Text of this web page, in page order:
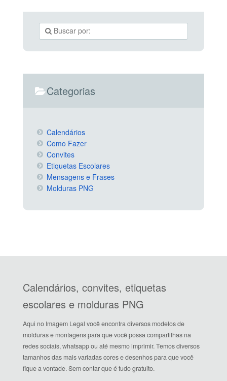
Categorias
Calendários
Como Fazer
Convites
Etiquetas Escolares
Mensagens e Frases
Molduras PNG
Calendários, convites, etiquetas
escolares e molduras PNG
Aqui no Imagem Legal você encontra diversos modelos de
molduras e montagens para que você possa compartilhas na
redes sociais, whatsapp ou até mesmo imprimir. Temos diversos
tamanhos das mais variadas cores e desenhos para que você
fique a vontade. Sem contar que é tudo gratuito.